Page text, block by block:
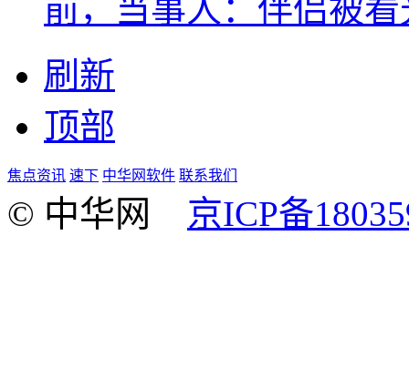
前，当事人：伴侣被看
刷新
顶部
焦点资讯 速下 中华网软件 联系我们
© 中华网 京ICP备